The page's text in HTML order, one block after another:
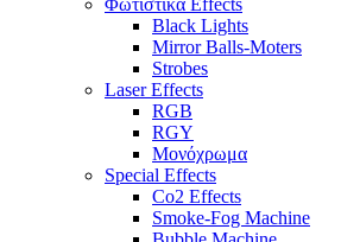
Φωτιστικά Effects
Black Lights
Mirror Balls-Moters
Strobes
Laser Effects
RGB
RGY
Μονόχρωμα
Special Effects
Co2 Effects
Smoke-Fog Machine